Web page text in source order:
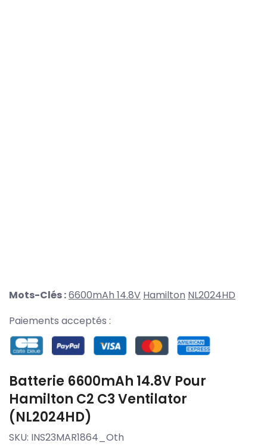
Mots-Clés :6600mAh 14.8V Hamilton NL2024HD
Paiements acceptés :
Batterie 6600mAh 14.8V Pour
Hamilton C2 C3 Ventilator
(NL2024HD)
SKU: INS23MAR1864_Oth